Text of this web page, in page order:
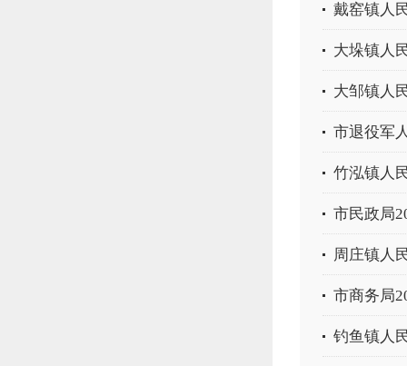
戴窑镇人
大垛镇人
大邹镇人
市退役军
竹泓镇人
市民政局
周庄镇人
市商务局
钓鱼镇人